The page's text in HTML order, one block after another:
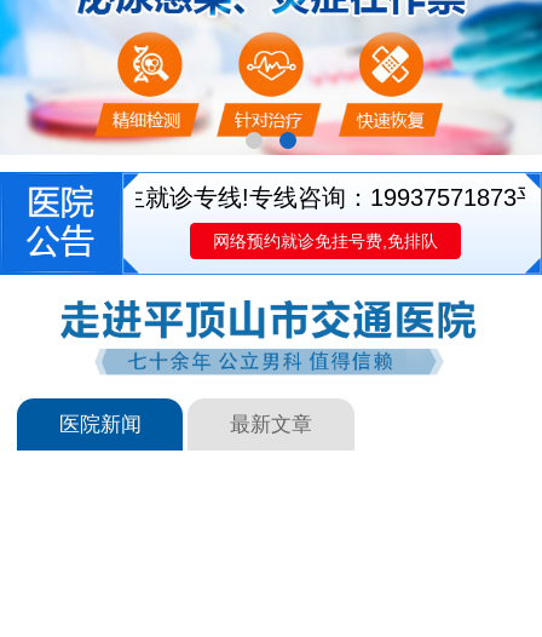
开通医生就诊专线!专线咨询：19937571873平
网络预约就诊免挂号费,免排队
医院新闻 最新文章